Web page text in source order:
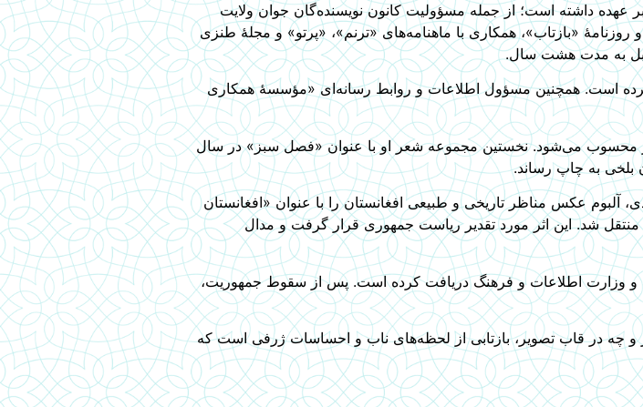
داشته است؛ از جمله مسؤولیت کانون نویسنده‌گان جوان ولایت
«بازتاب»، همکاری با ماهنامه‌های «ترنم»، «پرتو» و مجلۀ طنزی
به مدت هشت سال.
است. همچنین مسؤول اطلاعات و روابط رسانه‌ای «مؤسسۀ همکاری
محسوب می‌شود. نخستین مجموعه شعر او با عنوان «فصل سبز» در سال
هجری خورشیدی، به شکل آماتور به عکاسی نیز پرداخته است. در سال ۲۰۰۹ میلادی، آلبوم عکس مناظر تاریخی و طبیعی افغانستان را با عنوان «افغانستان
دبی چاپ و به افغانستان منتقل شد. این اثر مورد تقدیر ریاست جمهوری قرار گرفت و مدال
و وزارت اطلاعات و فرهنگ دریافت کرده است. پس از سقوط جمهوریت،
چه در قاب تصویر، بازتابی از لحظه‌های ناب و احساسات ژرفی است که